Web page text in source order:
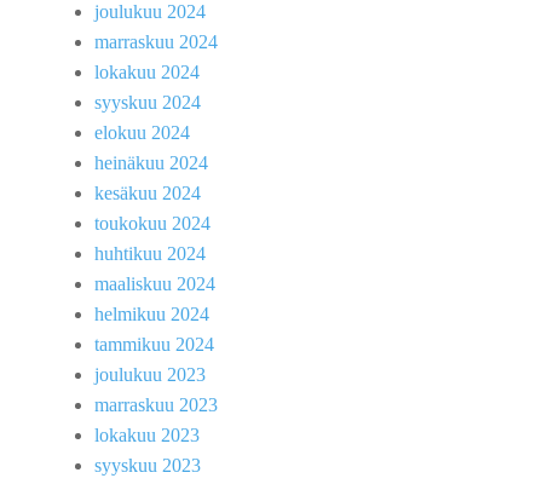
joulukuu 2024
marraskuu 2024
lokakuu 2024
syyskuu 2024
elokuu 2024
heinäkuu 2024
kesäkuu 2024
toukokuu 2024
huhtikuu 2024
maaliskuu 2024
helmikuu 2024
tammikuu 2024
joulukuu 2023
marraskuu 2023
lokakuu 2023
syyskuu 2023